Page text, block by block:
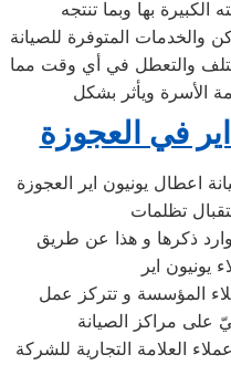
والتعطل في أي وقت مما
الأسرة ويأثر بشكل
في العجوزة
اعطال يونيون اير العجوزة
يونيون اير
على مراكز الصيانة
العلامة التجارية للشركة